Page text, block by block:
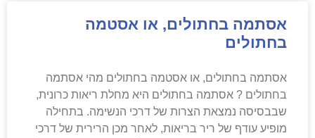
אסתמה בחתולים, או אסטמה
בחתולים
אסתמה בחתולים, או אסטמה בחתולים מהי אסתמה
בחתולים ? אסתמה בחתולים היא מחלת ריאות כרונית,
שבבסיסה נמצאת הצרות של דרכי הנשימה. בתחילה
מופיע עודף של ריר בריאות, לאחר מכן הרירית של דרכי